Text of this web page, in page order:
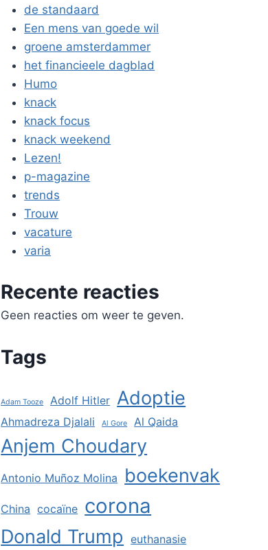
de standaard
Een mens van goede wil
groene amsterdammer
het financieele dagblad
Humo
knack
knack focus
knack weekend
Lezen!
p-magazine
trends
Trouw
vacature
varia
Recente reacties
Geen reacties om weer te geven.
Tags
Adam Tooze Adolf Hitler Adoptie
Ahmadreza Djalali Al Gore Al Qaida
Anjem Choudary
Antonio Muñoz Molina boekenvak
China cocaïne corona
Donald Trump euthanasie